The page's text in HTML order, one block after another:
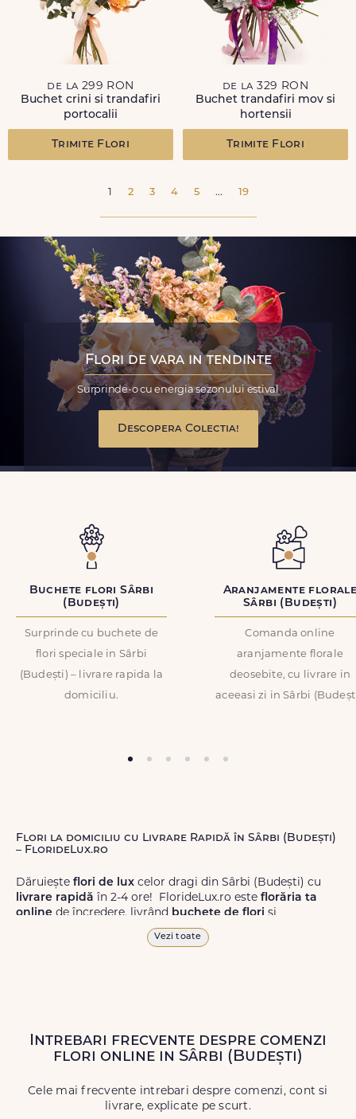
de la 299 RON
Buchet crini si trandafiri
portocalii
Trimite Flori
de la 329 RON
Buchet trandafiri mov si
hortensii
Trimite Flori
1 2 3 4 5 ... 19
Flori de vara in tendinte
Surprinde-o cu energia sezonului estival
Descopera Colectia!
Buchete flori Sârbi
(Budești)
Surprinde cu buchete de
flori speciale in Sârbi
(Budești) – livrare rapida la
domiciliu.
Aranjamente
Sârbi (Budești)
Comanda online
aranjamente florale
deosebite, cu livrare in
aceeasi zi in Sârbi
Flori la domiciliu cu Livrare Rapidă în Sârbi (Budești)
– FlorideLux.ro
Dăruiește flori de lux celor dragi din Sârbi (Budești) cu
livrare rapidă în 2-4 ore! FlorideLux.ro este florăria ta
online de încredere, livrând buchete de flori și
de calitate superioară în Sârbi
(Budești) și în toată România.
Livrăm buchete de florichiar și înweekend , pentru ca tu
Vezi toate
Intrebari frecvente despre comenzi
flori online in Sârbi (Budești)
Cele mai frecvente intrebari despre comenzi, cont si
livrare, explicate pe scurt.